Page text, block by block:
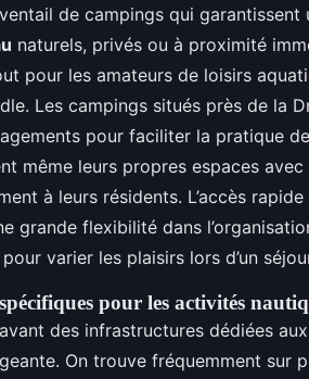
de campings qui garantissent
naturels, privés ou à proximité
pour les amateurs de loisirs
Les campings situés près de la
pour faciliter la pratique
même leurs propres espaces
à leurs résidents. L’accès
grande flexibilité dans
varier les plaisirs lors d’un
pour les activités
des infrastructures dédiées aux
On trouve fréquemment sur